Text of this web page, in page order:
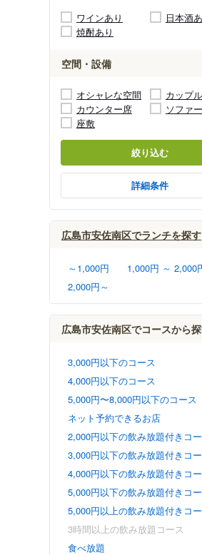
ワインあり
日本酒
焼酎あり
空間・設備
オシャレな空間
カップ
カウンター席
ソファ
座敷
絞り込む
詳細条件
広島市安佐南区でランチを探す
～1,000円
1,000円 ～ 2,000
2,000円～
広島市安佐南区でコースから
3,000円以下のコース
4,000円以下のコース
5,000円〜8,000円以下のコース
ネット予約できるお店
2,000円以下の飲み放題付きコ
3,000円以下の飲み放題付きコ
4,000円以下の飲み放題付きコ
5,000円以下の飲み放題付きコ
5,000円以上の飲み放題付きコ
3時間以上の飲み放題コース
食べ放題